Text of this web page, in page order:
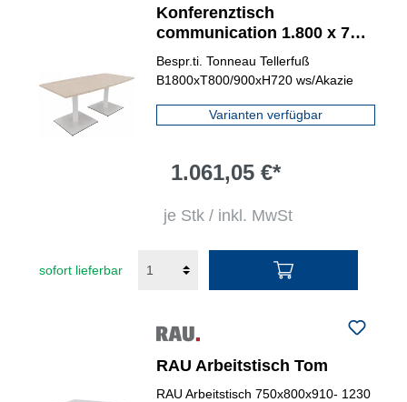
Konferenztisch
communication 1.800 x 720
x 800/900 mm (B x H x T)
verkehrsweiß
Bespr.ti. Tonneau Tellerfuß
B1800xT800/900xH720 ws/Akazie
Varianten verfügbar
1.061,05 €*
je Stk / inkl. MwSt
sofort lieferbar
RAU Arbeitstisch Tom
RAU Arbeitstisch 750x800x910- 1230